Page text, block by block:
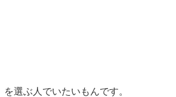
選ぶ人でいたいもんです。